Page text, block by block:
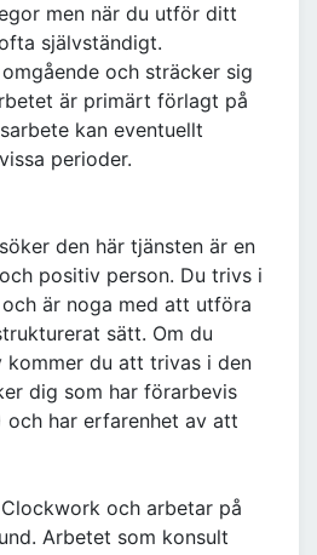
men när du utför ditt
självständigt.
och sträcker sig
är primärt förlagt på
kan eventuellt
perioder.
den här tjänsten är en
positiv person. Du trivs i
är noga med att utföra
sätt. Om du
du att trivas i den
dig som har förarbevis
och har erfarenhet av att
och arbetar på
Arbetet som konsult